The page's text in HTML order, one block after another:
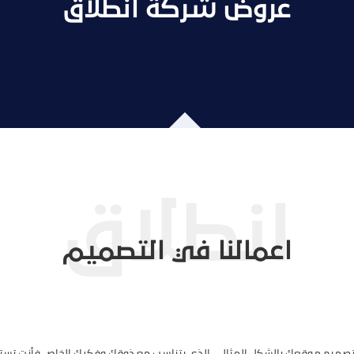
عروض شركة انطلاق
اعمالنا في التصميم